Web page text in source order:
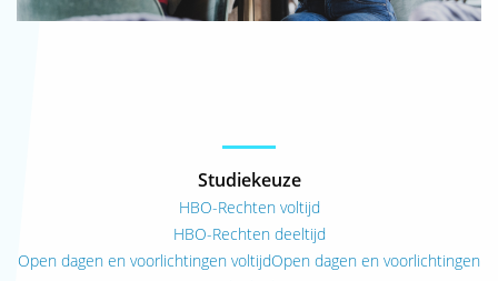
Studiekeuze
HBO-Rechten voltijd
HBO-Rechten deeltijd
Open dagen en voorlichtingen voltijdOpen dagen en voorlichtingen